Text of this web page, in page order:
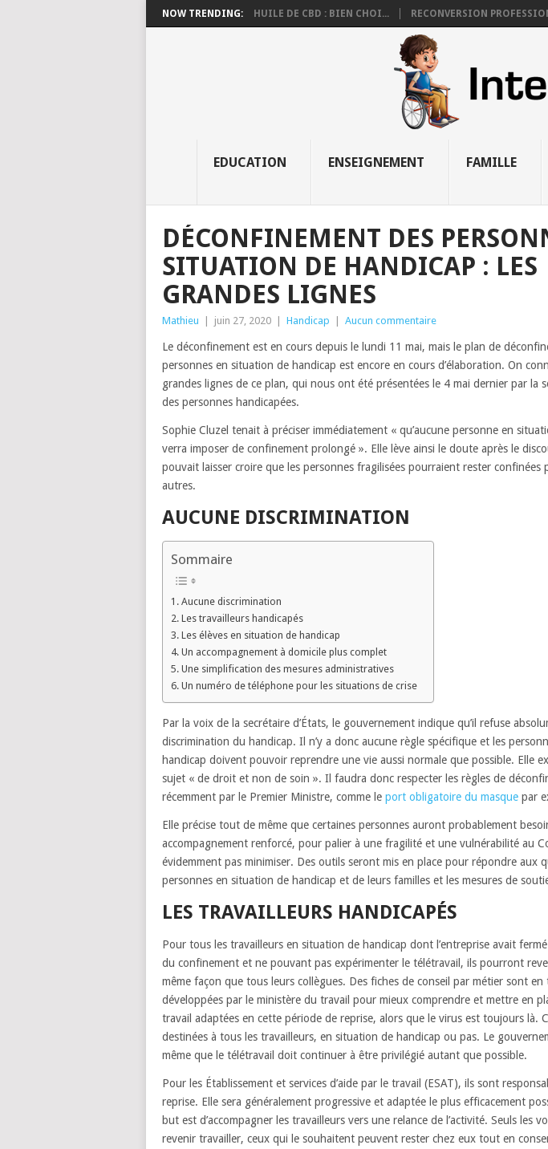
NOW TRENDING: HUILE DE CBD : BIEN CHOI... RECONVERSION
EDUCATION ENSEIGNEMENT FAMILLE
DÉCONFINEMENT DES
SITUATION DE HANDICAP : LES
GRANDES LIGNES
Mathieu juin 27, 2020 Handicap Aucun commentaire
Le déconfinement est en cours depuis le lundi 11 mai, mais le plan de
personnes en situation de handicap est encore en cours d’élaboration. On
grandes lignes de ce plan, qui nous ont été présentées le 4 mai dernier par la
des personnes handicapées.
Sophie Cluzel tenait à préciser immédiatement « qu’aucune personne en
verra imposer de confinement prolongé ». Elle lève ainsi le doute après le
pouvait laisser croire que les personnes fragilisées pourraient rester confinées
autres.
AUCUNE DISCRIMINATION
Sommaire
Aucune discrimination
Les travailleurs handicapés
Les élèves en situation de handicap
Un accompagnement à domicile plus complet
Une simplification des mesures administratives
Un numéro de téléphone pour les situations de crise
Par la voix de la secrétaire d’États, le gouvernement indique qu’il refuse
discrimination du handicap. Il n’y a donc aucune règle spécifique et les
handicap doivent pouvoir reprendre une vie aussi normale que possible. Elle
sujet « de droit et non de soin ». Il faudra donc respecter les règles de
récemment par le Premier Ministre, comme le port obligatoire du masque par
Elle précise tout de même que certaines personnes auront probablement
accompagnement renforcé, pour palier à une fragilité et une vulnérabilité au
évidemment pas minimiser. Des outils seront mis en place pour répondre aux
personnes en situation de handicap et de leurs familles et les mesures de
LES TRAVAILLEURS HANDICAPÉS
Pour tous les travailleurs en situation de handicap dont l’entreprise avait
du confinement et ne pouvant pas expérimenter le télétravail, ils pourront
même façon que tous leurs collègues. Des fiches de conseil par métier sont en
développées par le ministère du travail pour mieux comprendre et mettre en
travail adaptées en cette période de reprise, alors que le virus est toujours là.
destinées à tous les travailleurs, en situation de handicap ou pas. Le
même que le télétravail doit continuer à être privilégié autant que possible.
Pour les Établissement et services d’aide par le travail (ESAT), ils sont
reprise. Elle sera généralement progressive et adaptée le plus efficacement
but est d’accompagner les travailleurs vers une relance de l’activité. Seuls les
revenir travailler, ceux qui le souhaitent peuvent rester chez eux tout en